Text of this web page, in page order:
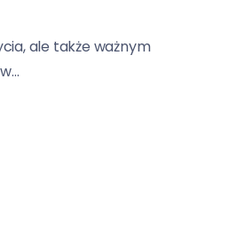
ale także ważnym